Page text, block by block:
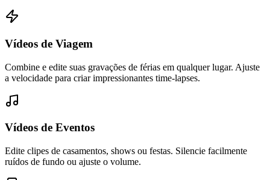
Vídeos de Viagem
Combine e edite suas gravações de férias em qualquer lugar. Ajuste
a velocidade para criar impressionantes time-lapses.
Vídeos de Eventos
Edite clipes de casamentos, shows ou festas. Silencie facilmente
ruídos de fundo ou ajuste o volume.